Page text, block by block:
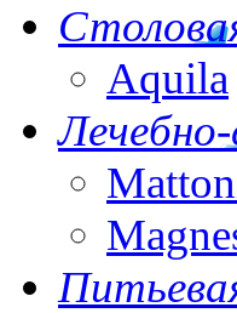
Aquila